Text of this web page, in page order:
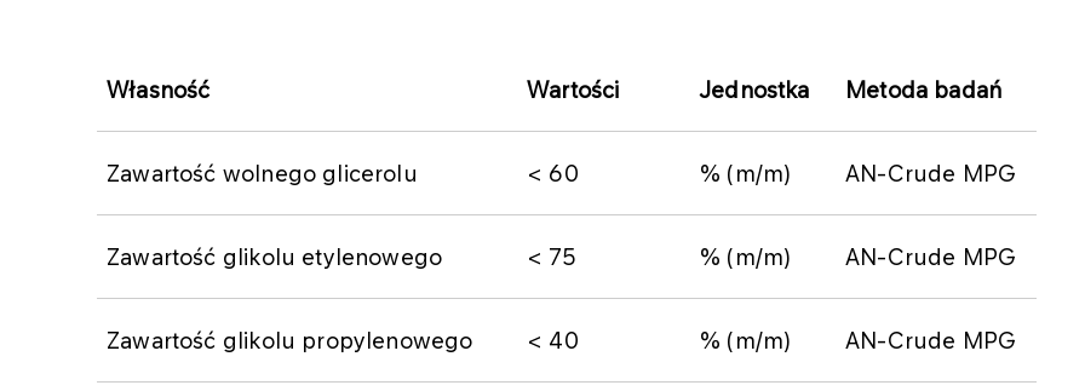
Własność Wartości Jednostka Metoda badań
Zawartość wolnego glicerolu < 60 % (m/m) AN-Crude MPG
Zawartość glikolu etylenowego < 75 % (m/m) AN-Crude MPG
Zawartość glikolu propylenowego < 40 % (m/m) AN-Crude MPG